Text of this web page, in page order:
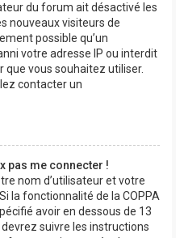
du forum ait désactivé les
nouveaux visiteurs de
possible qu’un
votre adresse IP ou interdit
que vous souhaitez utiliser.
contacter un
pas me connecter !
nom d’utilisateur et votre
la fonctionnalité de la COPPA
avoir en dessous de 13
suivre les instructions